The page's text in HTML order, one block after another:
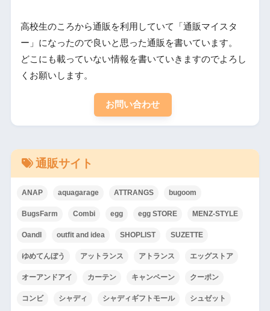
高校生のころから通販を利用していて「通販マイスタ
ー」になったので良いと思った通販を書いています。
どこにも載っていない情報を書いていきますのでよろし
くお願いします。
お問い合わせ
通販サイト
ANAP aquagarage ATTRANGS bugoom
BugsFarm Combi egg egg STORE MENZ-STYLE
OandI outfit and idea SHOPLIST SUZETTE
ゆめてんぼう アットランス アトランス エッグストア
オーアンドアイ カーテン キャンペーン クーポン
コンビ シャディ シャディギフトモール シュゼット